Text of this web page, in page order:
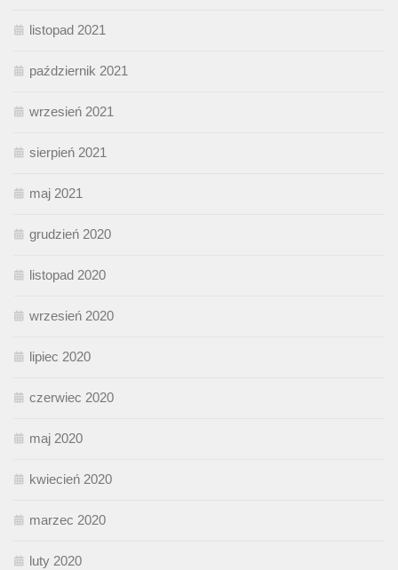
listopad 2021
październik 2021
wrzesień 2021
sierpień 2021
maj 2021
grudzień 2020
listopad 2020
wrzesień 2020
lipiec 2020
czerwiec 2020
maj 2020
kwiecień 2020
marzec 2020
luty 2020